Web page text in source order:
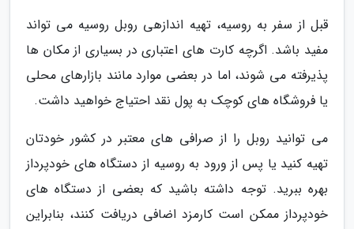
قبل از سفر به روسیه، تهیه اندازهی روبل روسیه می تواند
مفید باشد. اگرچه کارت های اعتباری در بسیاری از مکان ها
پذیرفته می شوند، اما در بعضی موارد مانند بازارهای محلی
یا فروشگاه های کوچک به پول نقد احتیاج خواهید داشت.
می توانید روبل را از صرافی های معتبر در کشور خودتان
تهیه کنید یا پس از ورود به روسیه از دستگاه های خودپرداز
بهره ببرید. توجه داشته باشید که بعضی از دستگاه های
خودپرداز ممکن است کارمزد اضافی دریافت کنند، بنابراین